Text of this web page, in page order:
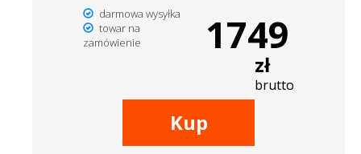
darmowa wysyłka
towar na
zamówienie
1749
zł
brutto
Kup